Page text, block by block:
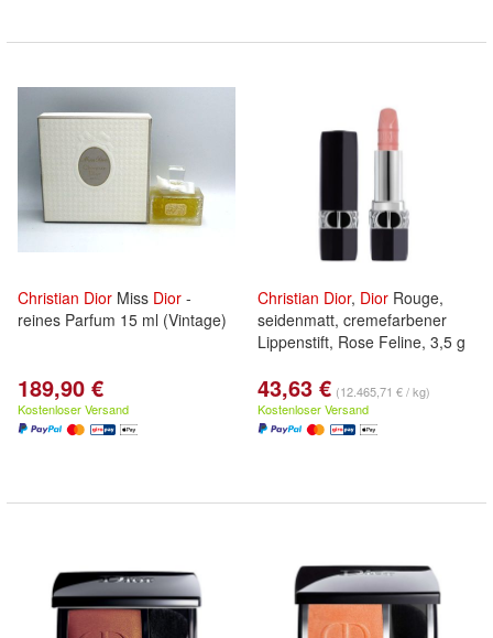
Christian Dior Miss Dior -
reines Parfum 15 ml (Vintage)
189,90 €
Kostenloser Versand
Christian Dior, Dior Rouge,
seidenmatt, cremefarbener
Lippenstift, Rose Feline, 3,5 g
43,63 € (12.465,71 € / kg)
Kostenloser Versand